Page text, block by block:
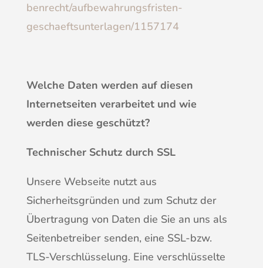
benrecht/aufbewahrungsfristen-
geschaeftsunterlagen/1157174
Welche Daten werden auf diesen
Internetseiten verarbeitet und wie
werden diese geschützt?
Technischer Schutz durch SSL
Unsere Webseite nutzt aus
Sicherheitsgründen und zum Schutz der
Übertragung von Daten die Sie an uns als
Seitenbetreiber senden, eine SSL-bzw.
TLS-Verschlüsselung. Eine verschlüsselte